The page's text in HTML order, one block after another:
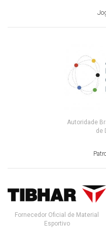
Autoridade
de
Fornecedor Oficial de Material
Esportivo